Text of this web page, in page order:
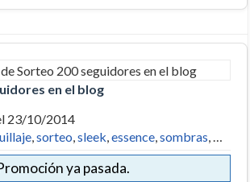
en el blog
23/10/2014
,sorteo,sleek,essence,sombras, …
ya pasada.